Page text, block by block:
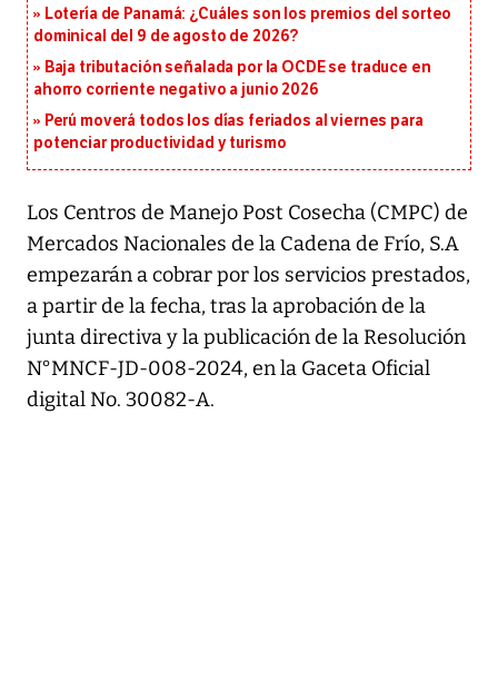
Lotería de Panamá: ¿Cuáles son los premios del sorteo
dominical del 9 de agosto de 2026?
Baja tributación señalada por la OCDE se traduce en
ahorro corriente negativo a junio 2026
Perú moverá todos los días feriados al viernes para
potenciar productividad y turismo
Los Centros de Manejo Post Cosecha (CMPC) de
Mercados Nacionales de la Cadena de Frío, S.A
empezarán a cobrar por los servicios prestados,
a partir de la fecha, tras la aprobación de la
junta directiva y la publicación de la Resolución
N°MNCF-JD-008-2024, en la Gaceta Oficial
digital No. 30082-A.